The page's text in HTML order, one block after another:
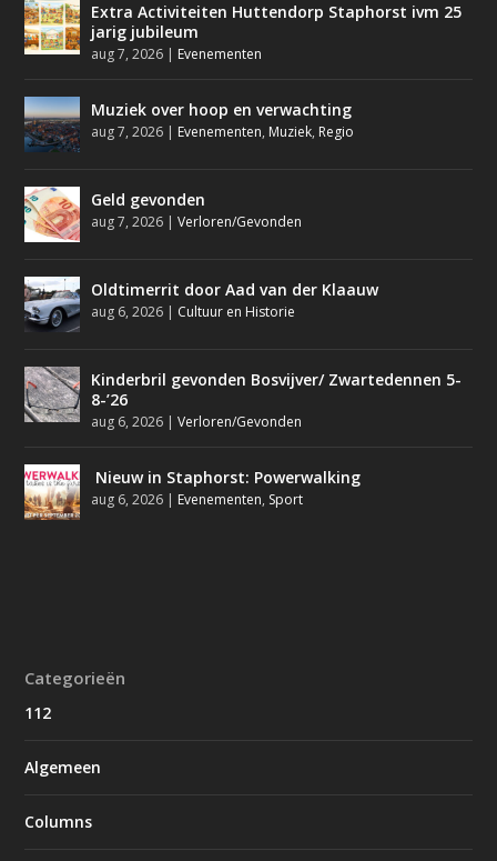
Extra Activiteiten Huttendorp Staphorst ivm 25
jarig jubileum
aug 7, 2026 Evenementen
Muziek over hoop en verwachting
aug 7, 2026 Evenementen, Muziek, Regio
Geld gevonden
aug 7, 2026 |Verloren/Gevonden
Oldtimerrit door Aad van der Klaauw
aug 6, 2026 Cultuur en Historie
Kinderbril gevonden Bosvijver/ Zwartedennen 5-
8-’26
aug 6, 2026 |Verloren/Gevonden
Nieuw in Staphorst: Powerwalking
aug 6, 2026 Evenementen, Sport
Categorieën
112
Algemeen
Columns